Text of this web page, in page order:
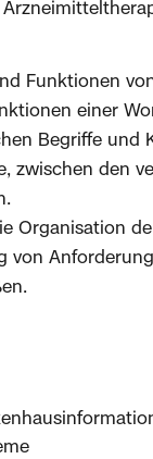
Funktionen
einer
Begriffe
zwischen den
Organisation
von